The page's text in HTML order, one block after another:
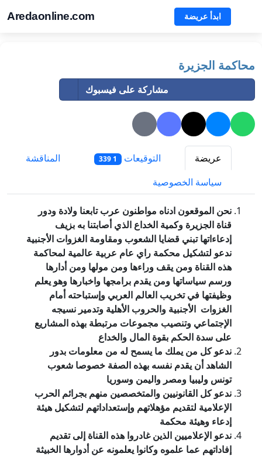
Aredaonline.com ابدأ عريضة
محاكمة الجزيرة
مشاركة على فيسبوك
عريضة التوقيعات 1 339
المناقشة
سياسة الخصوصية
نحن الموقعون ادناه مواطنون عرب تابعنا ولادة ودور
قناة الجزيرة وكمية الخداع الذي أصابتنا به بزيف
إدعاءاتها تبني قضايا الشعوب ومقاومة الغزوات الأجنبية
ندعو لتشكيل محكمة راي عام عربية عالمية لمحاكمة
هذه القناة ومن يقف وراءها ومن مولها ومن أدارها
ورسم سياساتها ومن يقدم برامجها واخبارها وهو يعلم
وظيفتها في تخريب العالم العربي وإستباحته أمام
الغزوات الأجنبية والحروب الأهلية وتدمير نسيجه
الإجتماعي وتنصيب مجموعات مرتبطة بهذه المشاريع
على سدة الحكم بقوة المال والخداع
ندعو كل من يملك ما يسمح له من معلومات بدور
الشاهد أن يقدم نفسه بهذه الصفة خصوصا شعوب
تونس وليبيا ومصر واليمن وسوريا
ندعو كل القانونيين والمتخصصين منهم بجرائم الحرب
الإعلامية لتقديم مؤهلاتهم وإستعداداتهم لتشكيل هيئة
إدعاء وهيئة محكمة
ندعو الإعلاميين الذين غادروا هذه القناة إلى تقديم
إفاداتهم عما علموه وكانوا يعلمونه عن أدوارها الخبيثة